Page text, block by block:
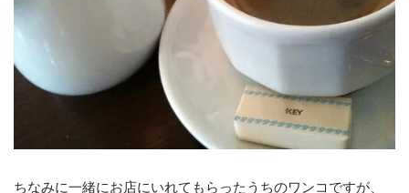
ちなみに一緒にお店にいれてもらったうちのワンコですが、